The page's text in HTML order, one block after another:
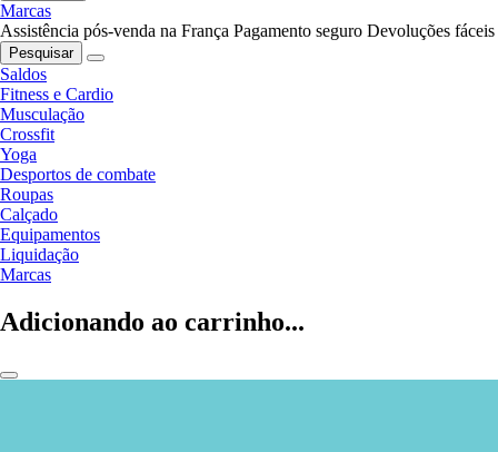
Marcas
Assistência pós-venda na França Pagamento seguro Devoluções fáceis
Pesquisar
Saldos
Fitness e Cardio
Musculação
Crossfit
Yoga
Desportos de combate
Roupas
Calçado
Equipamentos
Liquidação
Marcas
Adicionando ao carrinho...